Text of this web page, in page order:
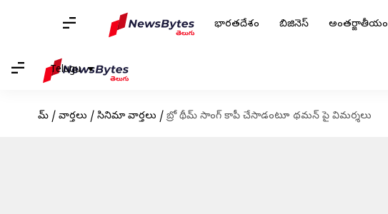
భారతదేశం బిజినెస్ అంతర్జాతీయం
Telugu
హోమ్ / వార్తలు / సినిమా వార్తలు / బ్రో థీమ్ సాంగ్ కాపీ చేసాడంటూ థమన్ పై విమర్శలు